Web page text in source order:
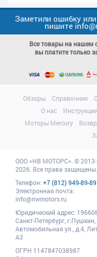
Заметили ошибку
пишите
Все товары на нашем
вы платите только
Обзоры Справочник
О нас
Инструкции
Моторы Mercury
ООО«НВ МОТОРС» © 2013-
2026. Все права защищены.
Телефон: +7 (812) 949-89-89
Электронная почта:
info@nwmotors.ru
Юридический адрес:
Санкт-Петербург, г.Пушкин
Автомобильная ул., д.4,
А3
ОГРН 1147847038987